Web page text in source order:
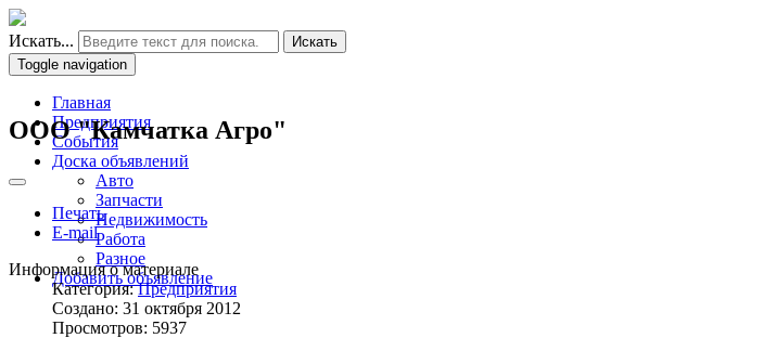
Искать...
Искать
Toggle navigation
Главная
Предприятия
События
Доска объявлений
Авто
Запчасти
Недвижимость
Работа
Разное
Добавить объявление
ООО "Камчатка Агро"
Печать
E-mail
Информация о материале
Категория:Предприятия
Создано: 31 октября 2012
Просмотров: 5937